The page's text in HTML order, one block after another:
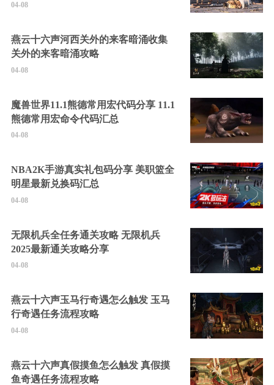
04-08
燕云十六声河西关外的来客暗涌收集
关外的来客暗涌攻略
04-08
魔兽世界11.1熊德常用宏代码分享 11.1
熊德常用宏命令代码汇总
04-08
NBA2K手游真实礼包码分享 美职篮全
明星最新兑换码汇总
04-08
无限机兵全任务通关攻略 无限机兵
2025最新通关攻略分享
04-08
燕云十六声玉马行奇遇怎么触发 玉马
行奇遇任务流程攻略
04-08
燕云十六声真假摸鱼怎么触发 真假摸
鱼奇遇任务流程攻略